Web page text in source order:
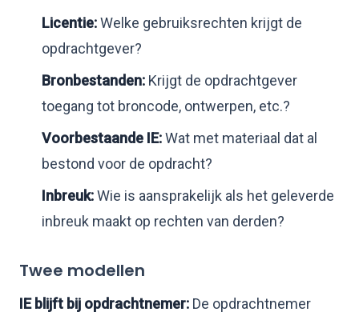
Licentie:Welke gebruiksrechten krijgt de
opdrachtgever?
Bronbestanden: Krijgt de opdrachtgever
toegang tot broncode, ontwerpen, etc.?
Voorbestaande IE:Wat met materiaal dat al
bestond voor de opdracht?
Inbreuk:Wie is aansprakelijk als het geleverde
inbreuk maakt op rechten van derden?
Twee modellen
IE blijft bij opdrachtnemer: De opdrachtnemer